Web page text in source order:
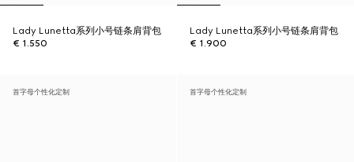
Lady Lunetta系列小号链条肩背包
€ 1.550
Lady Lunetta系列小号链条肩背包
€ 1.900
首字母个性化定制 首字母个性化定制